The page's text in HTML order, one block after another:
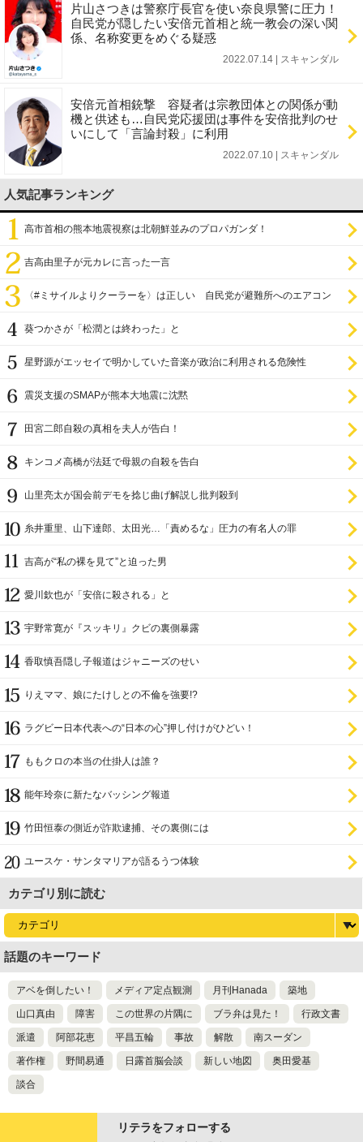
片山さつきは警察庁長官を使い奈良県警に圧力！
自民党が隠したい安倍元首相と統一教会の深い関
係、名称変更をめぐる疑惑
2022.07.14 | スキャンダル
安倍元首相銃撃 容疑者は宗教団体との関係が動
機と供述も…自民党応援団は事件を安倍批判のせ
いにして「言論封殺」に利用
2022.07.10 | スキャンダル
人気記事ランキング
高市首相の熊本地震視察は北朝鮮並みのプロパガンダ！
吉高由里子が元カレに言った一言
〈#ミサイルよりクーラーを〉は正しい 自民党が避難所へのエアコン
葵つかさが「松潤とは終わった」と
星野源がエッセイで明かしていた音楽が政治に利用される危険性
震災支援のSMAPが熊本大地震に沈黙
田宮二郎自殺の真相を夫人が告白！
キンコメ高橋が法廷で母親の自殺を告白
山里亮太が国会前デモを捻じ曲げ解説し批判殺到
糸井重里、山下達郎、太田光…「責めるな」圧力の有名人の罪
吉高が“私の裸を見て”と迫った男
愛川欽也が「安倍に殺される」と
宇野常寛が『スッキリ』クビの裏側暴露
香取慎吾隠し子報道はジャニーズのせい
りえママ、娘にたけしとの不倫を強要!?
ラグビー日本代表への“日本の心”押し付けがひどい！
ももクロの本当の仕掛人は誰？
能年玲奈に新たなバッシング報道
竹田恒泰の側近が詐欺逮捕、その裏側には
ユースケ・サンタマリアが語るうつ体験
カテゴリ別に読む
話題のキーワード
アベを倒したい！ メディア定点観測 月刊Hanada 築地
山口真由 障害 この世界の片隅に ブラ弁は見た！ 行政文書
派遣 阿部花恵 平昌五輪 事故 解散 南スーダン
著作権 野間易通 日露首脳会談 新しい地図 奥田愛基
談合
リテラをフォローする